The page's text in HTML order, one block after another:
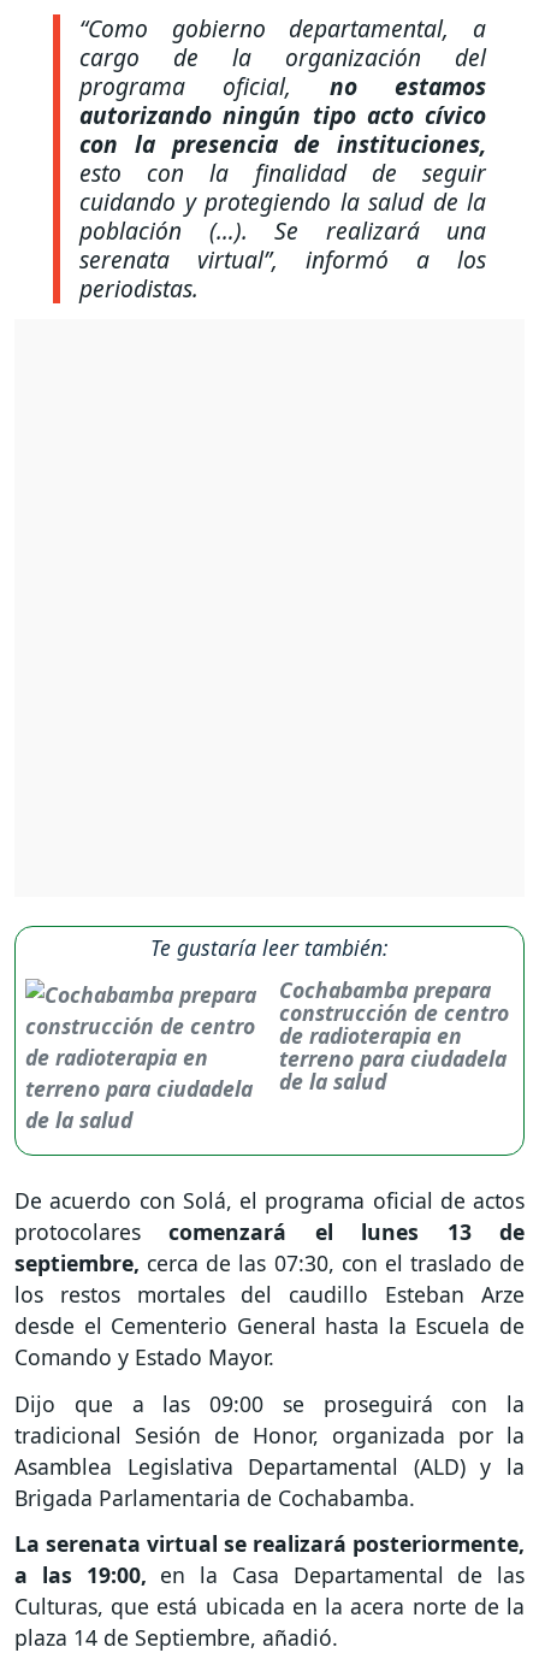
“Como gobierno departamental, a
cargo de la organización del
programa oficial, no estamos
autorizando ningún tipo acto cívico
con la presencia de instituciones,
esto con la finalidad de seguir
cuidando y protegiendo la salud de la
población (…). Se realizará una
serenata virtual”, informó a los
periodistas.
Te gustaría leer también:
Cochabamba prepara
construcción de centro
de radioterapia en
terreno para ciudadela
de la salud
De acuerdo con Solá, el programa oficial de actos
protocolarescomenzará el lunes 13 de
septiembre, cerca de las 07:30, con el traslado de
los restos mortales del caudillo Esteban Arze
desde el Cementerio General hasta la Escuela de
Comando y Estado Mayor.
Dijo que a las 09:00 se proseguirá con la
tradicional Sesión de Honor, organizada por la
Asamblea Legislativa Departamental (ALD) y la
Brigada Parlamentaria de Cochabamba.
La serenata virtual se realizará posteriormente,
a las 19:00, en la Casa Departamental de las
Culturas, que está ubicada en la acera norte de la
plaza 14 de Septiembre, añadió.